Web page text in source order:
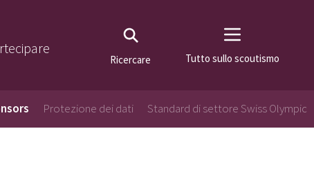
Ricercare Tutto sullo scoutismo
Protezione dei dati Standard di settore Swiss Olympic